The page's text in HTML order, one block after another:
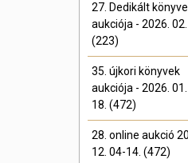
27. Dedikált
aukciója - 2026. 02.
(223)
35. újkori könyvek
aukciója - 2026.
18. (472)
28. online aukció
12. 04-14. (472)